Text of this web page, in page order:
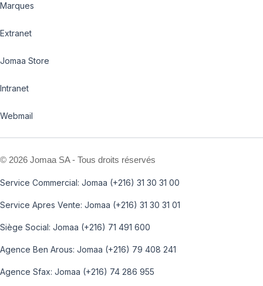
Marques
Extranet
Jomaa Store
Intranet
Webmail
© 2026 Jomaa SA - Tous droits réservés
Service Commercial: Jomaa (+216) 31 30 31 00
Service Apres Vente: Jomaa (+216) 31 30 31 01
Siège Social: Jomaa (+216) 71 491 600
Agence Ben Arous: Jomaa (+216) 79 408 241
Agence Sfax: Jomaa (+216) 74 286 955